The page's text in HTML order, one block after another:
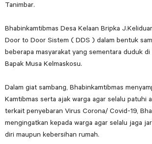
Tanimbar.
Bhabinkamtibmas Desa Kelaan Bripka
Door to Door Sistem ( DDS ) dalam bentuk
beberapa masyarakat yang sementara duduk
Bapak Musa Kelmaskosu.
Dalam giat sambang, Bhabinkamtibmas
Kamtibmas serta ajak warga agar selalu patuhi
terkait penyebaran Virus Corona/ Covid-19,
mengingatkan kepada warga agar selalu jaga
diri maupun kebersihan rumah.